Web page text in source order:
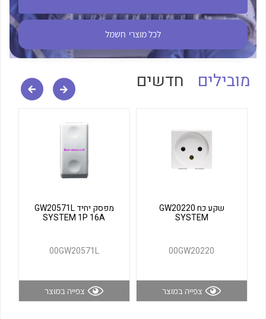
לכל מוצרי חשמל
מובילים חדשים
שקע כח GW20220
SYSTEM
00GW20220
צפייה במוצר
מפסק יחיד GW20571L
SYSTEM 1P 16A
00GW20571L
צפייה במוצר